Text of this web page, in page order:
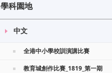
學科園地
中文
全港中小學校訓演講比賽
教育城創作比賽_1819_第一期